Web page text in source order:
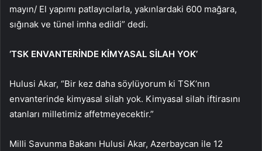
mayın/ El yapımı patlayıcılarla, yakınlardaki 600 mağara,
sığınak ve tünel imha edildi” dedi.
‘TSK ENVANTERİNDE KİMYASAL SİLAH YOK’
Hulusi Akar, “Bir kez daha söylüyorum ki TSK’nın
envanterinde kimyasal silah yok. Kimyasal silah iftirasını
atanları milletimiz affetmeyecektir.”
Milli Savunma Bakanı Hulusi Akar, Azerbaycan ile 12